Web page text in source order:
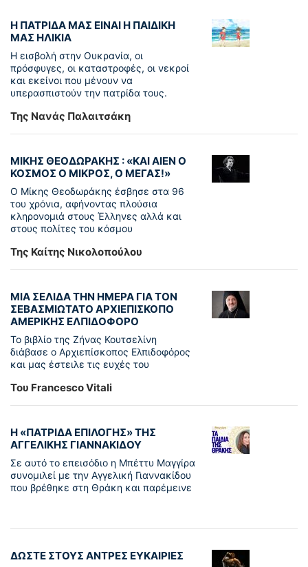
Η ΠΑΤΡΙΔΑ ΜΑΣ ΕΙΝΑΙ Η ΠΑΙΔΙΚΗ
ΜΑΣ ΗΛΙΚΙΑ
Η εισβολή στην Ουκρανία, οι
πρόσφυγες, οι καταστροφές, οι νεκροί
και εκείνοι που μένουν να
υπερασπιστούν την πατρίδα τους.
Της Νανάς Παλαιτσάκη
ΜΙΚΗΣ ΘΕΟΔΩΡΑΚΗΣ : «KAI ΑΙΕΝ Ο
ΚΟΣΜΟΣ Ο ΜΙΚΡΟΣ, Ο ΜΕΓΑΣ!»
Ο Μίκης Θεοδωράκης έσβησε στα 96
του χρόνια, αφήνοντας πλούσια
κληρονομιά στους Έλληνες αλλά και
στους πολίτες του κόσμου
Της Καίτης Νικολοπούλου
ΜΙΑ ΣΕΛΙΔΑ ΤΗΝ ΗΜΕΡΑ ΓΙΑ ΤΟΝ
ΣΕΒΑΣΜΙΩΤΑΤΟ ΑΡΧΙΕΠΙΣΚΟΠΟ
ΑΜΕΡΙΚΗΣ ΕΛΠΙΔΟΦΟΡΟ
Το βιβλίο της Ζήνας Κουτσελίνη
διάβασε ο Αρχιεπίσκοπος Ελπιδοφόρος
και μας έστειλε τις ευχές του
Του Francesco Vitali
Η «ΠΑΤΡΊΔΑ ΕΠΙΛΟΓΉΣ» ΤΗΣ
ΑΓΓΕΛΙΚΉΣ ΓΙΑΝΝΑΚΊΔΟΥ
Σε αυτό το επεισόδιο η Μπέττυ Μαγγίρα
συνομιλεί με την Αγγελική Γιαννακίδου
που βρέθηκε στη Θράκη και παρέμεινε
ΔΩΣΤΕ ΣΤΟΥΣ ΑΝΤΡΕΣ ΕΥΚΑΙΡΙΕΣ